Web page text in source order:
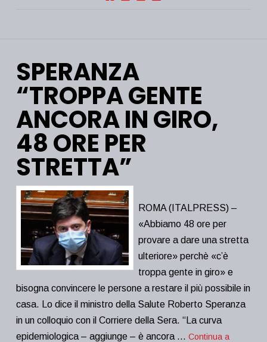
SPERANZA
“TROPPA GENTE
ANCORA IN GIRO,
48 ORE PER
STRETTA”
ROMA (ITALPRESS) –
«Abbiamo 48 ore per
provare a dare una stretta
ulteriore» perchè «c’è
troppa gente in giro» e
bisogna convincere le persone a restare il più possibile in
casa. Lo dice il ministro della Salute Roberto Speranza
in un colloquio con il Corriere della Sera. “La curva
epidemiologica – aggiunge – è ancora … Continua a